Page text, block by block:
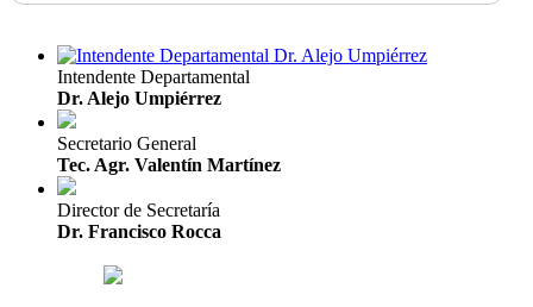
Intendente Departamental
Dr. Alejo Umpiérrez
Secretario General
Tec. Agr. Valentín Martínez
Director de Secretaría
Dr. Francisco Rocca